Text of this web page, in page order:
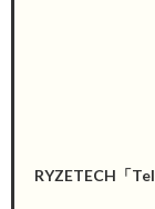
RYZETECH「